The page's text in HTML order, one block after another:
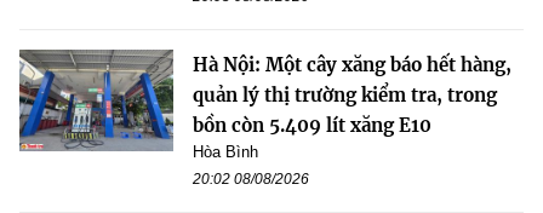
Hà Nội: Một cây xăng báo hết hàng,
quản lý thị trường kiểm tra, trong
bồn còn 5.409 lít xăng E10
Hòa Bình
20:02 08/08/2026